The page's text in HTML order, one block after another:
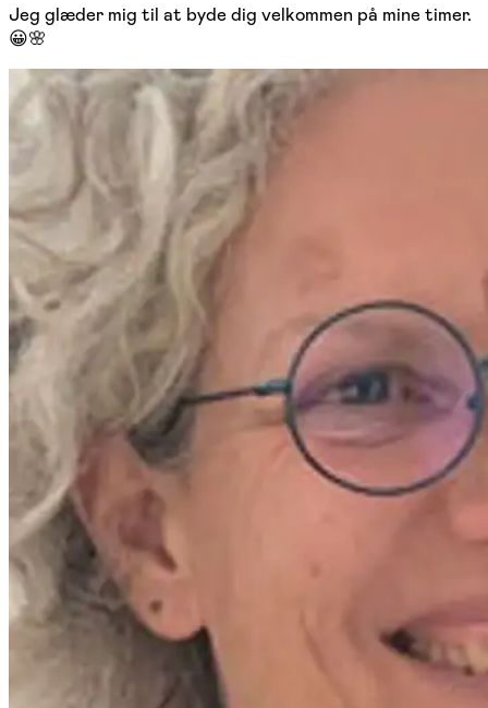
Jeg glæder mig til at byde dig velkommen på mine timer.
😀🌸